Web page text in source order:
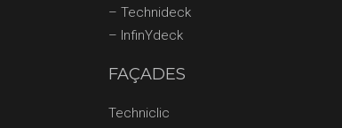
– Technideck
– InfinYdeck
FAÇADES
Techniclic